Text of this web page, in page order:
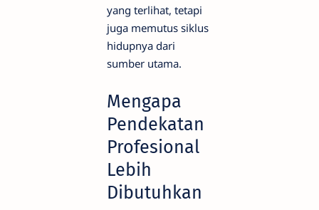
yang terlihat, tetapi
juga memutus siklus
hidupnya dari
sumber utama.
Mengapa
Pendekatan
Profesional
Lebih
Dibutuhkan